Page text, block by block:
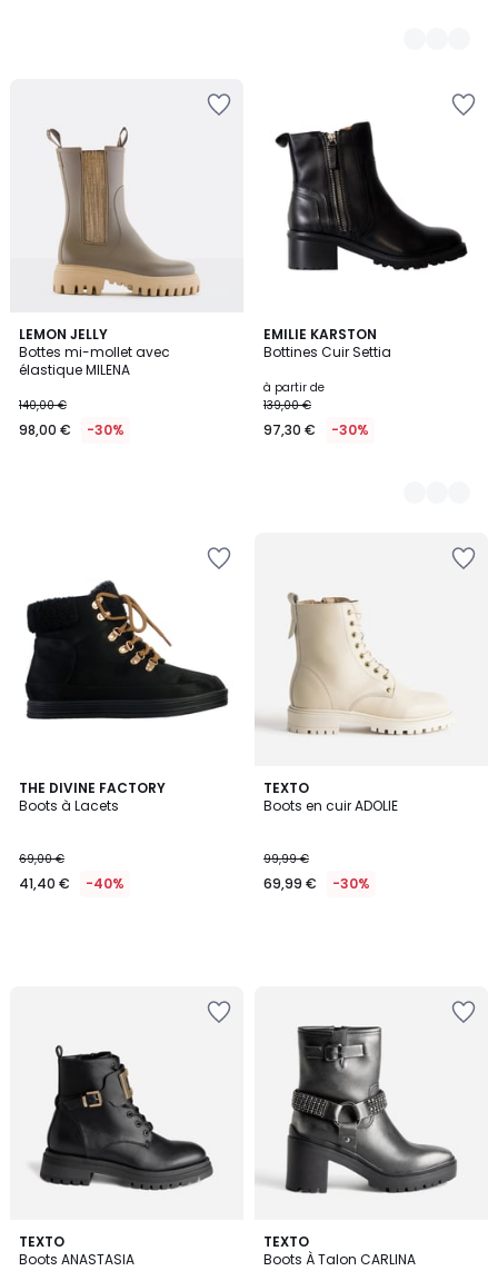
LEMON JELLY
Bottes mi-mollet avec
élastique MILENA
140,00 €
98,00 € -30%
EMILIE KARSTON
Bottines Cuir Settia
à partir de
139,00 €
97,30 € -30%
2
Couleurs
THE DIVINE FACTORY
Boots à Lacets
69,00 €
41,40 € -40%
TEXTO
Boots en cuir ADOLIE
99,99 €
69,99 € -30%
TEXTO
Boots ANASTASIA
TEXTO
Boots À Talon CARLINA